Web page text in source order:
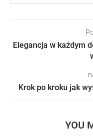
Elegancja w każdym
Krok po kroku jak
YOU